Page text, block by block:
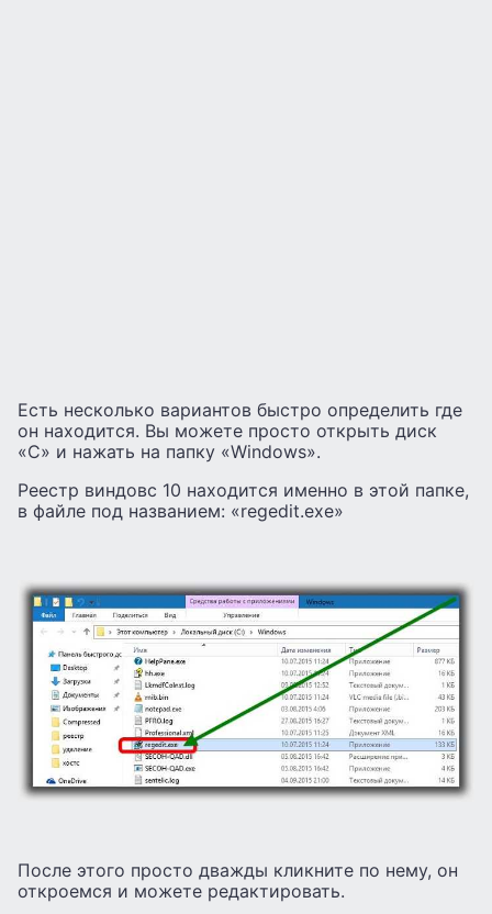
Есть несколько вариантов быстро определить где
он находится. Вы можете просто открыть диск
«С» и нажать на папку «Windows».
Реестр виндовс 10 находится именно в этой папке,
в файле под названием: «regedit.exe»
После этого просто дважды кликните по нему, он
откроемся и можете редактировать.